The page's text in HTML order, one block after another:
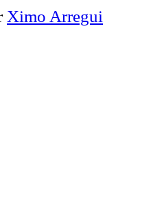
Ximo Arregui